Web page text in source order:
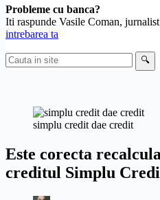
Probleme cu banca?
Iti raspunde Vasile Coman,
intrebarea ta
Cauta
in
🔍
simplu credit dae credit
Este corecta
creditul Simplu